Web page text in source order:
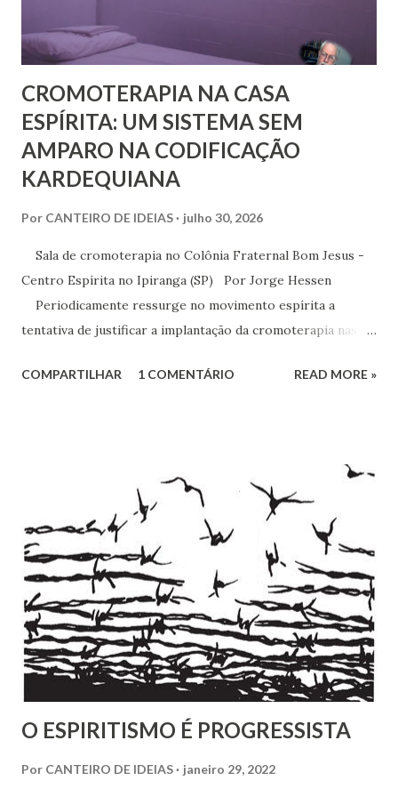
CROMOTERAPIA NA CASA
ESPÍRITA: UM SISTEMA SEM
AMPARO NA CODIFICAÇÃO
KARDEQUIANA
Por CANTEIRO DE IDEIAS julho 30, 2026
Sala de cromoterapia no Colônia Fraternal Bom Jesus -
Centro Espírita no Ipiranga (SP) Por Jorge Hessen
Periodicamente ressurge no movimento espírita a
tentativa de justificar a implantação da cromoterapia nas
Joanna de Ângelis, especialmente na obra Plenitude .
Joanna de Ângelis menciona a helioterapia e faz alusões à
cromoterapia no contexto da preservação da saúde física e
psíquica. Em nenhum momento, porém, recomenda sua
adoção como prática institucional do Espiritismo. Há
profunda diferença entre reconhecer a existência de um
recurso terapêutico e convertê-lo em atividade da Casa
Espírita.
COMPARTILHAR 1 COMENTÁRIO READ MORE »
O ESPIRITISMO É PROGRESSISTA
Por CANTEIRO DE IDEIAS janeiro 29, 2022